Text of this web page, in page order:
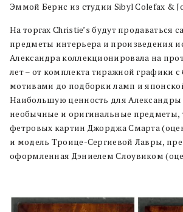
Эммой Бернс из студии Sibyl Colefax &
На торгах Christie’s будут продаваться
предметы интерьера и произведения
Александра коллекционировала на
лет – от комплекта тиражной графики
мотивами до подборки ламп и
Наибольшую ценность для Александры
необычные и оригинальные предметы,
фетровых картин Джорджа Смарта
и модель Троице-Сергиевой Лавры,
оформленная Дэниелем Слоувиком